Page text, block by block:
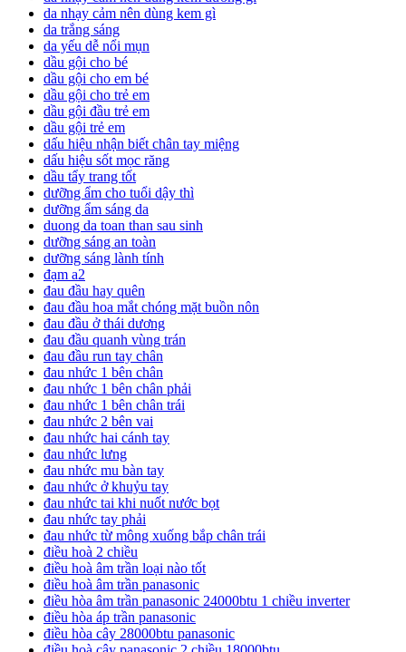
da nhạy cảm nên dùng kem gì
da trắng sáng
da yếu dễ nổi mụn
dầu gội cho bé
dầu gội cho em bé
dầu gội cho trẻ em
dầu gội đầu trẻ em
dầu gội trẻ em
dấu hiệu nhận biết chân tay miệng
dấu hiệu sốt mọc răng
dầu tẩy trang tốt
dưỡng ẩm cho tuổi dậy thì
dưỡng ẩm sáng da
duong da toan than sau sinh
dưỡng sáng an toàn
dưỡng sáng lành tính
đạm a2
đau đầu hay quên
đau đầu hoa mắt chóng mặt buồn nôn
đau đầu ở thái dương
đau đầu quanh vùng trán
đau đầu run tay chân
đau nhức 1 bên chân
đau nhức 1 bên chân phải
đau nhức 1 bên chân trái
đau nhức 2 bên vai
đau nhức hai cánh tay
đau nhức lưng
đau nhức mu bàn tay
đau nhức ở khuỷu tay
đau nhức tai khi nuốt nước bọt
đau nhức tay phải
đau nhức từ mông xuống bắp chân trái
điều hoà 2 chiều
điều hoà âm trần loại nào tốt
điều hoà âm trần panasonic
điều hòa âm trần panasonic 24000btu 1 chiều inverter
điều hòa áp trần panasonic
điều hòa cây 28000btu panasonic